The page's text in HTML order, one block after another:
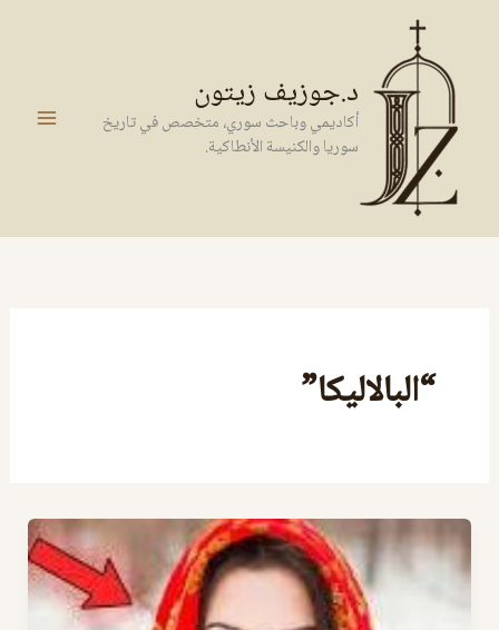
المحتوى
د.جوزيف زيتون
أكاديمي وباحث سوري، متخصص في تاريخ
سوريا والكنيسة الأنطاكية.
“البالاليكا”